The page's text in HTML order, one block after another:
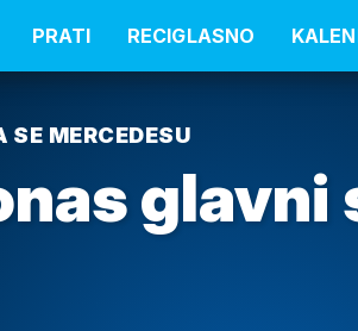
PRATI RECIGLASNO
MERCEDESU
glavni